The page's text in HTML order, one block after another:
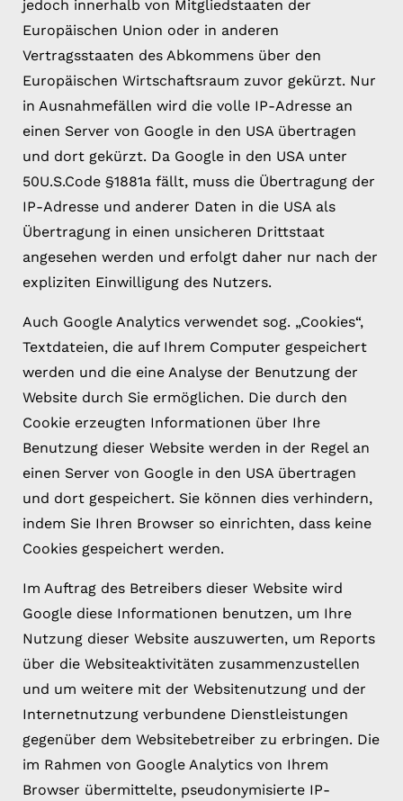
jedoch innerhalb von Mitgliedstaaten der
Europäischen Union oder in anderen
Vertragsstaaten des Abkommens über den
Europäischen Wirtschaftsraum zuvor gekürzt. Nur
in Ausnahmefällen wird die volle IP-Adresse an
einen Server von Google in den USA übertragen
und dort gekürzt. Da Google in den USA unter
50U.S.Code §1881a fällt, muss die Übertragung der
IP-Adresse und anderer Daten in die USA als
Übertragung in einen unsicheren Drittstaat
angesehen werden und erfolgt daher nur nach der
expliziten Einwilligung des Nutzers.
Auch Google Analytics verwendet sog. „Cookies“,
Textdateien, die auf Ihrem Computer gespeichert
werden und die eine Analyse der Benutzung der
Website durch Sie ermöglichen. Die durch den
Cookie erzeugten Informationen über Ihre
Benutzung dieser Website werden in der Regel an
einen Server von Google in den USA übertragen
und dort gespeichert. Sie können dies verhindern,
indem Sie Ihren Browser so einrichten, dass keine
Cookies gespeichert werden.
Im Auftrag des Betreibers dieser Website wird
Google diese Informationen benutzen, um Ihre
Nutzung dieser Website auszuwerten, um Reports
über die Websiteaktivitäten zusammenzustellen
und um weitere mit der Websitenutzung und der
Internetnutzung verbundene Dienstleistungen
gegenüber dem Websitebetreiber zu erbringen. Die
im Rahmen von Google Analytics von Ihrem
Browser übermittelte, pseudonymisierte IP-